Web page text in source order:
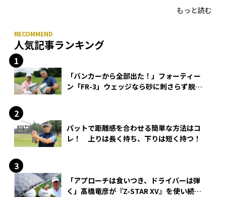
もっと読む
人気記事ランキング
「バンカーから全部出た！」フォーティー
ン「FR-3」ウェッジなら砂に刺さらず脱出
パットで距離感を合わせる簡単な方法はコ
レ！ 上りは長く持ち、下りは短く持つ！
「アプローチは食いつき、ドライバーは弾
く」髙橋竜彦が『Z-STAR XV』を使い続け